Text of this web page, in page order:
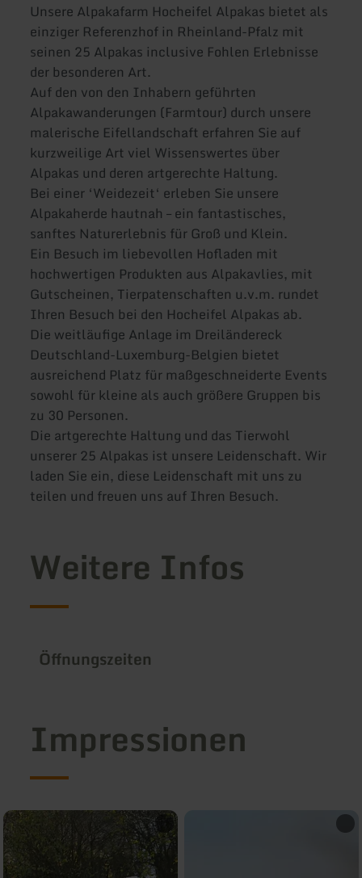
Unsere Alpakafarm Hocheifel Alpakas bietet als
einziger Referenzhof in Rheinland-Pfalz mit
seinen 25 Alpakas inclusive Fohlen Erlebnisse
der besonderen Art.
Auf den von den Inhabern geführten
Alpakawanderungen (Farmtour) durch unsere
malerische Eifellandschaft erfahren Sie auf
kurzweilige Art viel Wissenswertes über
Alpakas und deren artgerechte Haltung.
Bei einer ‘Weidezeit‘ erleben Sie unsere
Alpakaherde hautnah – ein fantastisches,
sanftes Naturerlebnis für Groß und Klein.
Ein Besuch im liebevollen Hofladen mit
hochwertigen Produkten aus Alpakavlies, mit
Gutscheinen, Tierpatenschaften u.v.m. rundet
Ihren Besuch bei den Hocheifel Alpakas ab.
Die weitläufige Anlage im Dreiländereck
Deutschland-Luxemburg-Belgien bietet
ausreichend Platz für maßgeschneiderte Events
sowohl für kleine als auch größere Gruppen bis
zu 30 Personen.
Die artgerechte Haltung und das Tierwohl
unserer 25 Alpakas ist unsere Leidenschaft. Wir
laden Sie ein, diese Leidenschaft mit uns zu
teilen und freuen uns auf Ihren Besuch.
Weitere Infos
Öffnungszeiten
Impressionen